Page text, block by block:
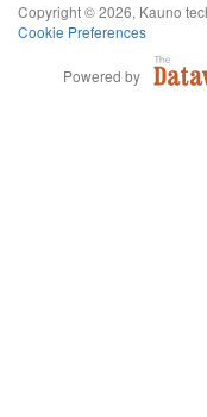
Copyright © 2026, Kauno
Cookie Preferences
Powered by